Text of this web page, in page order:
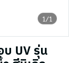
1/1
UV รุ่น